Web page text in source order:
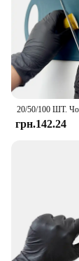
грн.142.24